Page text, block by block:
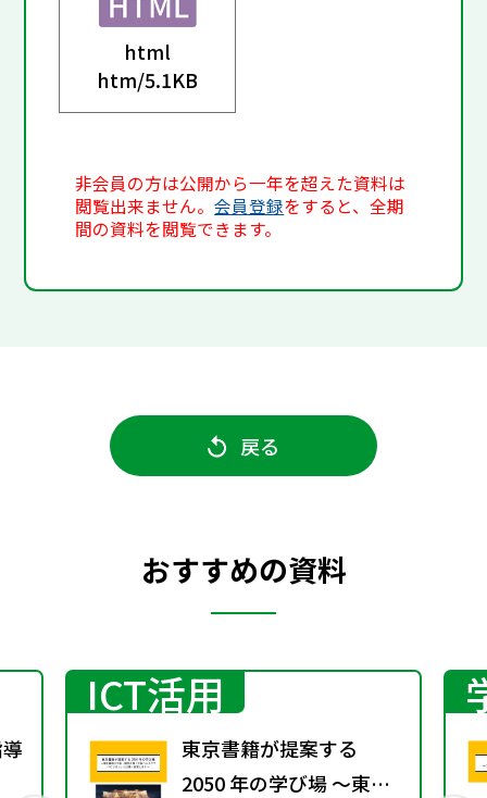
html
htm/5.1KB
非会員の方は公開から一年を超えた資料は
閲覧出来ません。会員登録をすると、全期
間の資料を閲覧できます。
戻る
おすすめの資料
ICT活用
東京書籍が提案する
2050 年の学び場 ～東京